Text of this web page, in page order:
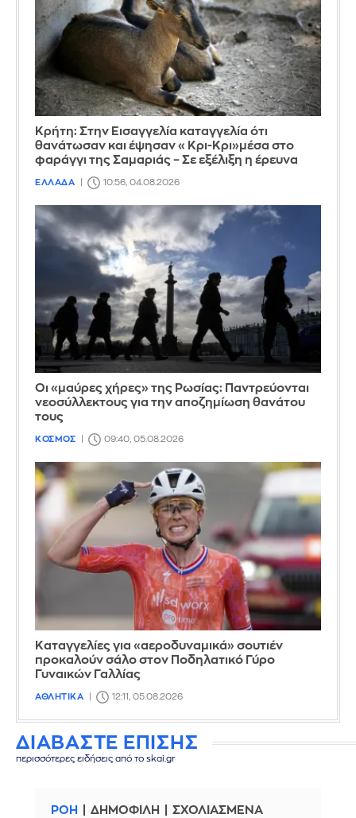
Κρήτη: Στην Εισαγγελία καταγγελία ότι
θανάτωσαν και έψησαν «Κρι-Κρι»μέσα στο
φαράγγι της Σαμαριάς – Σε εξέλιξη η έρευνα
ΕΛΛΑΔΑ 10:56, 04.08.2026
Οι «μαύρες χήρες» της Ρωσίας: Παντρεύονται
νεοσύλλεκτους για την αποζημίωση θανάτου
τους
ΚΟΣΜΟΣ 09:40, 05.08.2026
Καταγγελίες για «αεροδυναμικά» σουτιέν
προκαλούν σάλο στον Ποδηλατικό Γύρο
Γυναικών Γαλλίας
ΑΘΛΗΤΙΚΑ 12:11, 05.08.2026
ΔΙΑΒΑΣΤΕ ΕΠΙΣΗΣ
περισσότερες ειδήσεις από το skai.gr
ΡΟΗ ΔΗΜΟΦΙΛΗ ΣΧΟΛΙΑΣΜΕΝΑ